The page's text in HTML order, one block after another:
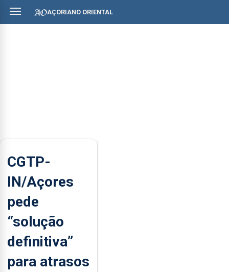
AÇORIANO ORIENTAL
CGTP-
IN/Açores
pede
“solução
definitiva”
para atrasos